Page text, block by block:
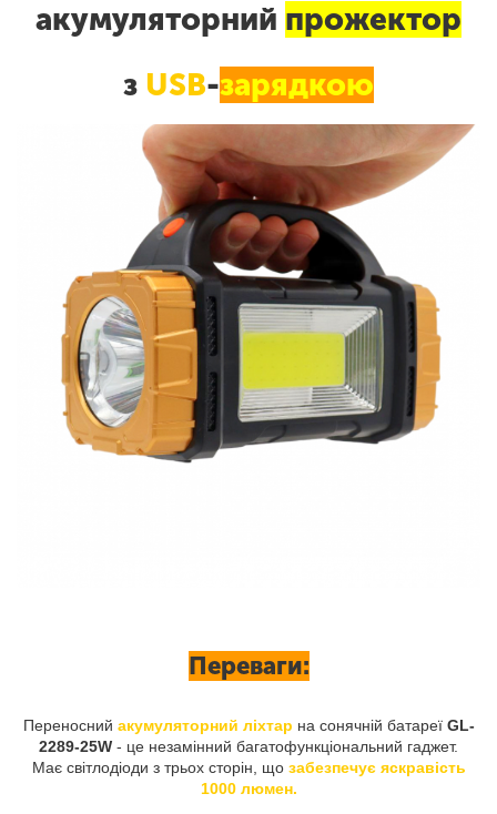
акумуляторний прожектор
з USB-зарядкою
Переваги:
Переносний акумуляторний ліхтар на сонячній батареї GL-
2289-25W - це незамінний багатофункціональний гаджет.
Має світлодіоди з трьох сторін, що забезпечує яскравість
1000 люмен.